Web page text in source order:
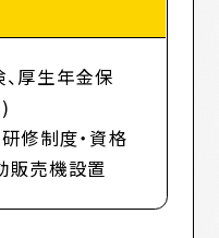
厚生年金保
修制度・資格
販売機設置